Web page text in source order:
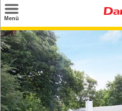
Menü
Suchen
Urlaubsziele
Weitere Urlaubsziele
Angebote